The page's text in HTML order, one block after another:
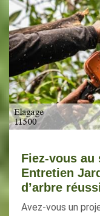
Fiez-vous au
Entretien
d’arbre
Avez-vous un